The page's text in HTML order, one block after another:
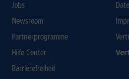
Jobs
Newsroom
Partnerprogramme
Hilfe-Center
Barrierefreiheit